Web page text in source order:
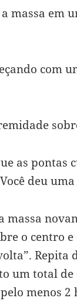
massa em
com
as pontas
deu uma
massa
o centro
um total
menos 2